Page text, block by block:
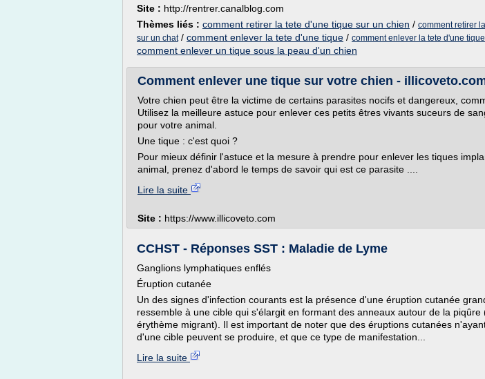
Site : http://rentrer.canalblog.com
Thèmes liés : comment retirer la tete d'une tique sur un chien / comment retirer
sur un chat/ comment enlever la tete d'une tique / comment enlever la tete d'une
comment enlever un tique sous la peau d'un chien
Comment enlever une tique sur votre chien -
Votre chien peut être la victime de certains parasites nocifs et dangereux,
Utilisez la meilleure astuce pour enlever ces petits êtres vivants suceurs de
pour votre animal.
Une tique : c'est quoi ?
Pour mieux définir l'astuce et la mesure à prendre pour enlever les tiques
animal, prenez d'abord le temps de savoir qui est ce parasite ....
Lire la suite
Site : https://www.illicoveto.com
CCHST - Réponses SST : Maladie de Lyme
Ganglions lymphatiques enflés
Éruption cutanée
Un des signes d'infection courants est la présence d'une éruption cutanée
ressemble à une cible qui s'élargit en formant des anneaux autour de la piqûre
érythème migrant). Il est important de noter que des éruptions cutanées
d'une cible peuvent se produire, et que ce type de manifestation...
Lire la suite